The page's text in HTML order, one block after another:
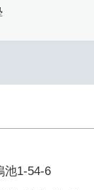
池1-54-6